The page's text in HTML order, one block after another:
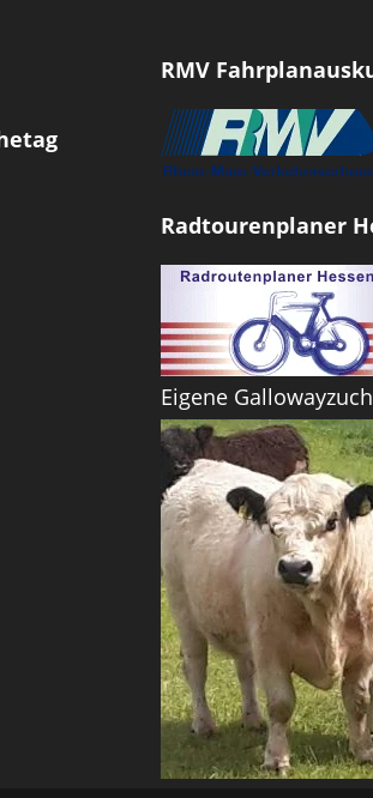
RMV
Radtourenplaner
Eigene